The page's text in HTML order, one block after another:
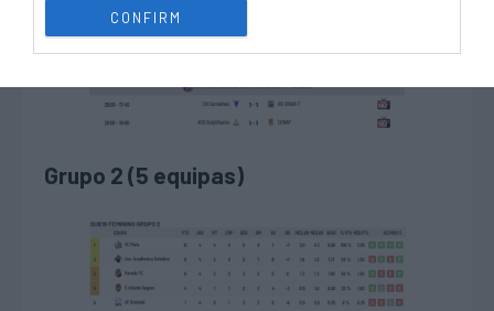
CONFIRM
Grupo 2 (5 equipas)